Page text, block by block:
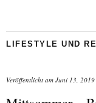
LIFESTYLE UND
Veröffentlicht am Juni 13, 2019